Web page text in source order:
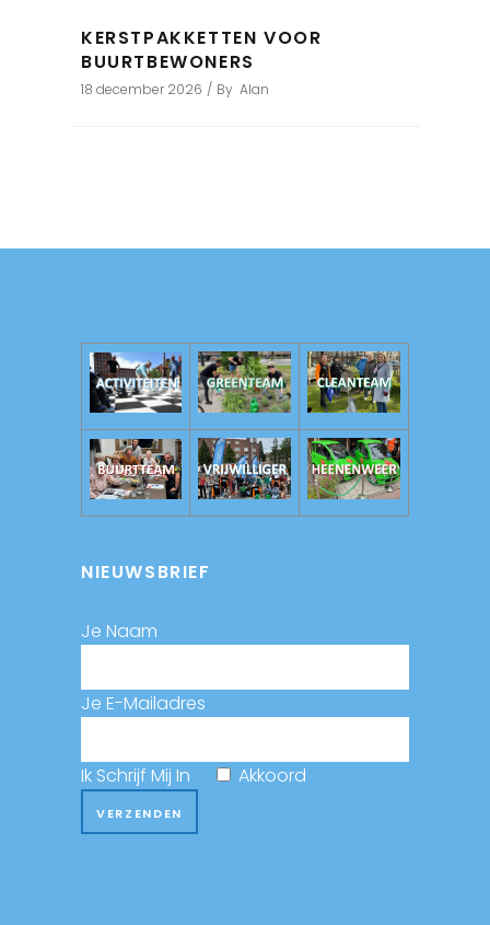
KERSTPAKKETTEN VOOR
BUURTBEWONERS
18 december 2026 By Alan
NIEUWSBRIEF
Je Naam
Je E-Mailadres
Ik Schrijf Mij In Akkoord